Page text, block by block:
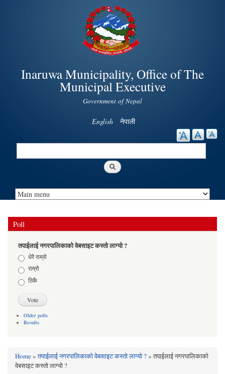
Skip to
main
content
Inaruwa Municipality, Office of The
Municipal Executive
Government of Nepal
English नेपाली
Search
Poll
तपाईलाई नगरपालिकाको वेबसाइट कस्तो लाग्यो ?
Choicesधेरै राम्रो
राम्रो
ठिकै
Older polls
Results
You are here
Home»तपाईलाई नगरपालिकाको वेबसाइट कस्तो लाग्यो ?» तपाईलाई नगरपालिकाको
वेबसाइट कस्तो लाग्यो ?